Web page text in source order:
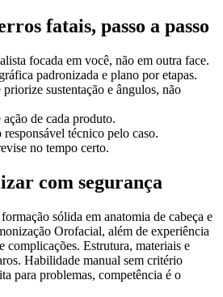
fatais, passo a passo
focada em você, não em outra face.
padronizada e plano por etapas.
sustentação e ângulos, não
de cada produto.
técnico pelo caso.
no tempo certo.
com segurança
sólida em anatomia de cabeça e
Orofacial, além de experiência
complicações. Estrutura, materiais e
Habilidade manual sem critério
para problemas, competência é o